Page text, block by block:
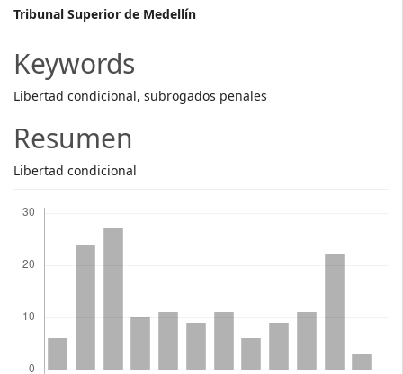
Main
Article
Content
Tribunal Superior de Medellín
Keywords
Libertad condicional, subrogados penales
Resumen
Libertad condicional